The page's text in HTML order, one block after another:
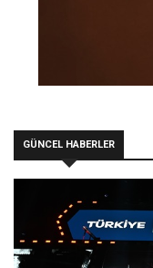
GÜNCEL HABERLER